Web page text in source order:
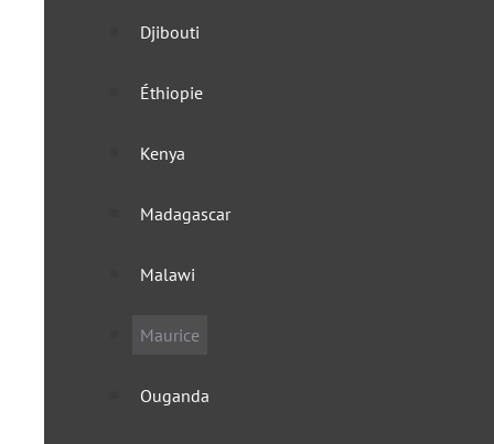
Djibouti
Éthiopie
Kenya
Madagascar
Malawi
Maurice
Ouganda